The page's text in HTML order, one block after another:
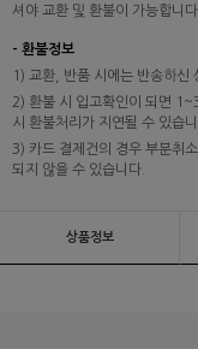
셔야 교환 및 환불이 가능합니다.
- 환불정보
1) 교환, 반품 시에는 반송하신
2) 환불 시 입고확인이 되면
시 환불처리가 지연될 수 있습니
3) 카드 결제건의 경우 부분취
되지 않을 수 있습니다.
상품정보